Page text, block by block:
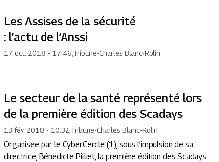
Les Assises de la sécurité
: l’actu de l’Anssi
17 oct. 2018 - 17:46 Tribune-Charles Blanc-Rolin
Le secteur de la santé représenté lors
de la première édition des Scadays
13 fév. 2018 - 10:32 Tribune-Charles Blanc-Rolin
Organisée par le CyberCercle (1), sous l’impulsion de sa
directrice, Bénédicte Pilliet, la première édition des Scadays